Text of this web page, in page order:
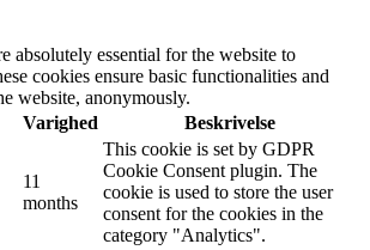
absolutely essential for the website to
cookies ensure basic functionalities and
website, anonymously.
Varighed Beskrivelse
11
months
This cookie is set by GDPR
Cookie Consent plugin. The
cookie is used to store the user
consent for the cookies in the
category "Analytics".